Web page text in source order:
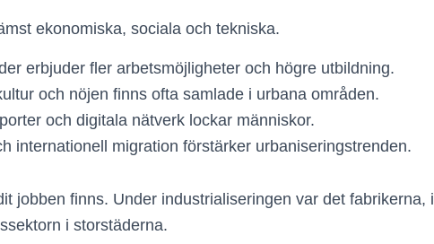
ekonomiska, sociala och tekniska.
erbjuder fler arbetsmöjligheter och högre utbildning.
och nöjen finns ofta samlade i urbana områden.
och digitala nätverk lockar människor.
internationell migration förstärker urbaniseringstrenden.
jobben finns. Under industrialiseringen var det fabrikerna, i
i storstäderna.